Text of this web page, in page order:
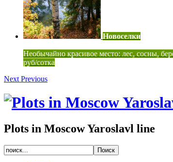
Новоселки
Необычайно красивое место: лес, сосны,
руб/сотка
Next Previous
Plots in Moscow Yaroslavl line